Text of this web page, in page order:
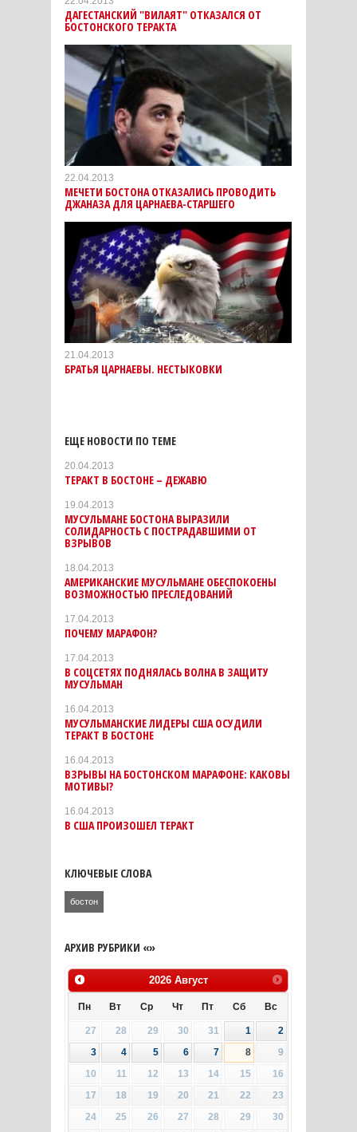
ДАГЕСТАНСКИЙ "ВИЛАЯТ" ОТКАЗАЛСЯ ОТ
БОСТОНСКОГО ТЕРАКТА
22.04.2013
МЕЧЕТИ БОСТОНА ОТКАЗАЛИСЬ ПРОВОДИТЬ
ДЖАНАЗА ДЛЯ ЦАРНАЕВА-СТАРШЕГО
21.04.2013
БРАТЬЯ ЦАРНАЕВЫ. НЕСТЫКОВКИ
ЕЩЕ НОВОСТИ ПО ТЕМЕ
20.04.2013
ТЕРАКТ В БОСТОНЕ – ДЕЖАВЮ
19.04.2013
МУСУЛЬМАНЕ БОСТОНА ВЫРАЗИЛИ
СОЛИДАРНОСТЬ С ПОСТРАДАВШИМИ ОТ
ВЗРЫВОВ
18.04.2013
АМЕРИКАНСКИЕ МУСУЛЬМАНЕ ОБЕСПОКОЕНЫ
ВОЗМОЖНОСТЬЮ ПРЕСЛЕДОВАНИЙ
17.04.2013
ПОЧЕМУ МАРАФОН?
17.04.2013
В СОЦСЕТЯХ ПОДНЯЛАСЬ ВОЛНА В ЗАЩИТУ
МУСУЛЬМАН
16.04.2013
МУСУЛЬМАНСКИЕ ЛИДЕРЫ США ОСУДИЛИ
ТЕРАКТ В БОСТОНЕ
16.04.2013
ВЗРЫВЫ НА БОСТОНСКОМ МАРАФОНЕ: КАКОВЫ
МОТИВЫ?
16.04.2013
В США ПРОИЗОШЕЛ ТЕРАКТ
КЛЮЧЕВЫЕ СЛОВА
бостон
АРХИВ РУБРИКИ «»
2026 Август
Пн Вт Ср Чт Пт Сб Вс
27 28 29 30 31 1
2
3
4 5 6 7 8
9
10
11 12 13 14 15
16
17
18 19 20 21 22
23
24
25 26 27 28 29
30